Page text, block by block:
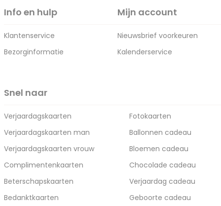
Info en hulp
Klantenservice
Bezorginformatie
Mijn account
Nieuwsbrief voorkeuren
Kalenderservice
Snel naar
Verjaardagskaarten
Verjaardagskaarten man
Verjaardagskaarten vrouw
Complimentenkaarten
Beterschapskaarten
Bedanktkaarten
Fotokaarten
Ballonnen cadeau
Bloemen cadeau
Chocolade cadeau
Verjaardag cadeau
Geboorte cadeau